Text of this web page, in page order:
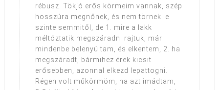
rébusz. Tökjó erős körmeim vannak, szép
hosszúra megnőnek, és nem törnek le
szinte semmitől, de 1. mire a lakk
méltóztatik megszáradni rajtuk, már
mindenbe belenyúltam, és elkentem, 2. ha
megszáradt, bármihez érek kicsit
erősebben, azonnal elkezd lepattogni.
Régen volt műkörmöm, na azt imádtam,